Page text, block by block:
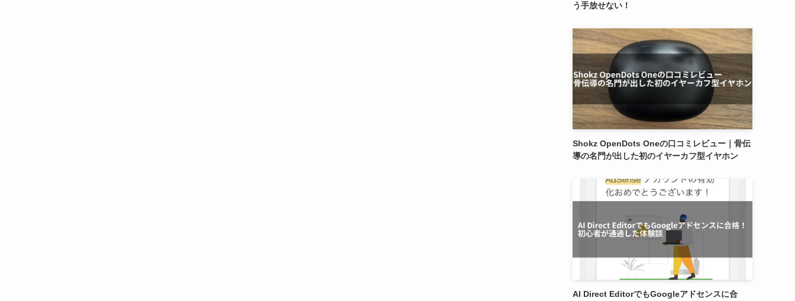
う手放せない！
Shokz OpenDots Oneの口コミレビュー｜骨伝
導の名門が出した初のイヤーカフ型イヤホン
AI Direct EditorでもGoogleアドセンスに合